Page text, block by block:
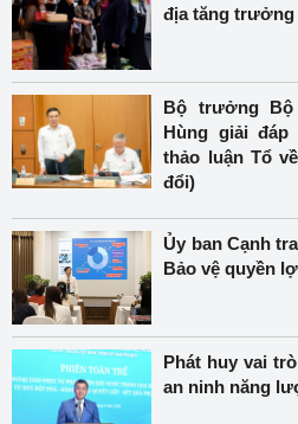
địa tăng
Bộ trưởng Bộ
Hùng giải đáp
thảo luận Tổ
đổi)
Ủy ban Cạnh
Bảo vệ quyền
Phát huy vai
an ninh năng